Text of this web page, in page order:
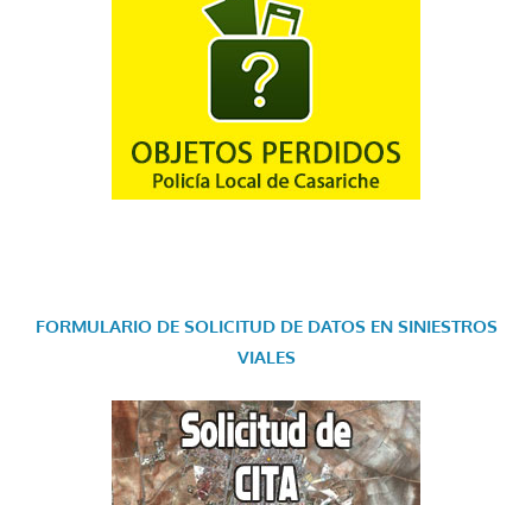
FORMULARIO DE SOLICITUD DE DATOS EN SINIESTROS
VIALES